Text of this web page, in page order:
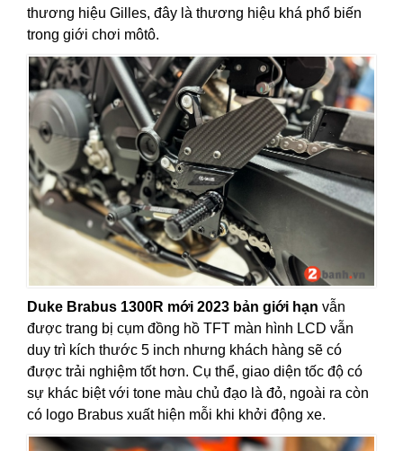
thương hiệu Gilles, đây là thương hiệu khá phổ biến
trong giới chơi môtô.
Duke Brabus 1300R mới 2023 bản giới hạn vẫn
được trang bị cụm đồng hồ TFT màn hình LCD vẫn
duy trì kích thước 5 inch nhưng khách hàng sẽ có
được trải nghiệm tốt hơn. Cụ thể, giao diện tốc độ có
sự khác biệt với tone màu chủ đạo là đỏ, ngoài ra còn
có logo Brabus xuất hiện mỗi khi khởi động xe.